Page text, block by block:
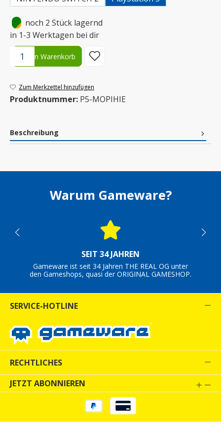
noch 2 Stück lagernd
in 1-3 Werktagen bei dir
Produkt Anzahl: Gib den gewünschten Wert ein oder benutze
In den Warenkorb
Zum Merkzettel hinzufügen
Produktnummer: P5-MOPIHIE
Beschreibung
Warum Gameware?
SEIT 34 JAHREN
Gameware ist seit 34 Jahren THE REAL OG unter
den Gameshops, quasi der ORIGINAL GAMESHOP.
SERVICE-HOTLINE
RECHTLICHES
JETZT ABONNIEREN